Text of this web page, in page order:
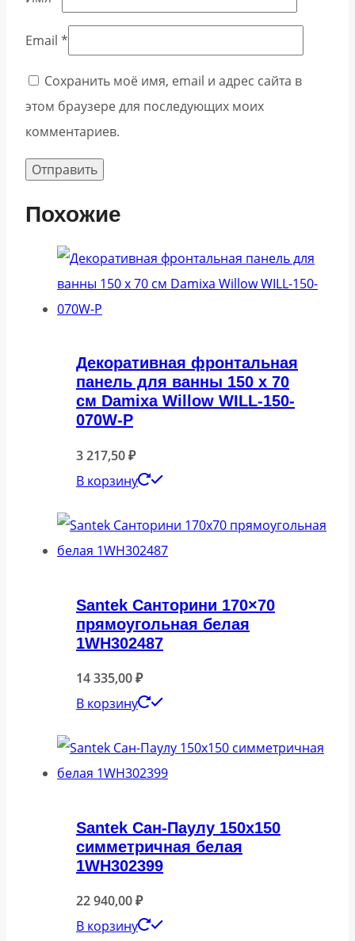
Email *
Сохранить моё имя, email и адрес сайта в
этом браузере для последующих моих
комментариев.
Похожие
Декоративная фронтальная
панель для ванны 150 x 70
см Damixa Willow WILL-150-
070W-P
3 217,50₽
В корзину
Santek Санторини 170×70
прямоугольная белая
1WH302487
14 335,00₽
В корзину
Santek Сан-Паулу 150х150
симметричная белая
1WH302399
22 940,00₽
В корзину